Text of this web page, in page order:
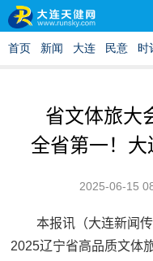
省文体旅大
全省第一！
2025-06-15
本报讯（大连新闻
2025辽宁省高品质文体